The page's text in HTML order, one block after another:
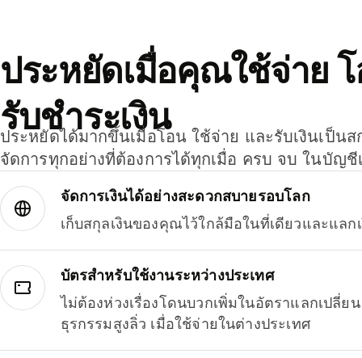
ประหยัดเมื่อคุณใช้จ่าย โ
รับชำระเงิน
ประหยัดได้มากขึ้นเมื่อโอน ใช้จ่าย และรับเงินเป็น
จัดการทุกอย่างที่ต้องการได้ทุกเมื่อ ครบ จบ ในบัญชี
จัดการเงินได้อย่างสะดวกสบายรอบโลก
เก็บสกุลเงินของคุณไว้ใกล้มือในที่เดียวและแลก
บัตรสำหรับใช้งานระหว่างประเทศ
ไม่ต้องห่วงเรื่องโดนบวกเพิ่มในอัตราแลกเปลี่ย
ธุรกรรมสูงลิ่ว เมื่อใช้จ่ายในต่างประเทศ